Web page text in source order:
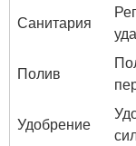
Санитария
Полив
Удобрение